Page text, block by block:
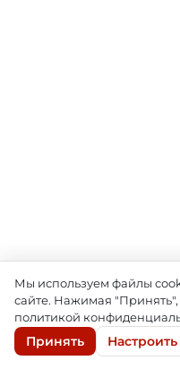
Мы используем файлы
сайте. Нажимая
политикой
Принять Настроить